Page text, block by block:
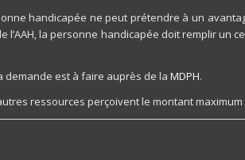
handicapée ne peut prétendre à un
l’AAH, la personne handicapée doit remplir
demande est à faire auprès de laMDPH.
ressources perçoivent le montant